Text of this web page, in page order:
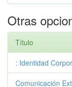
Otras
Título
: Identidad
Comunicación